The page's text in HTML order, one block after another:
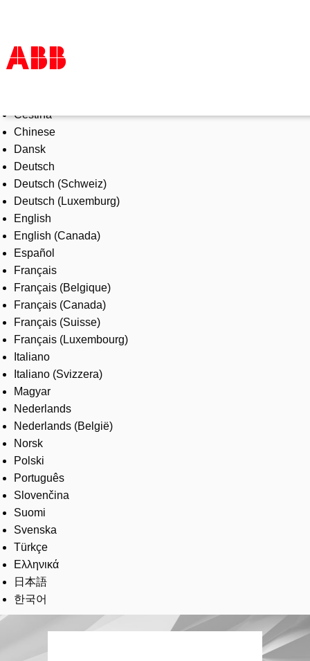
Products & Solutions
Industries
Services
About us
Where to buy
Contact us
Careers
Čeština
Chinese
Dansk
Deutsch
Deutsch (Schweiz)
Deutsch (Luxemburg)
English
English (Canada)
Español
Français
Français (Belgique)
Français (Canada)
Français (Suisse)
Français (Luxembourg)
Italiano
Italiano (Svizzera)
Magyar
Nederlands
Nederlands (België)
Norsk
Polski
Português
Slovenčina
Suomi
Svenska
Türkçe
Ελληνικά
日本語
한국어